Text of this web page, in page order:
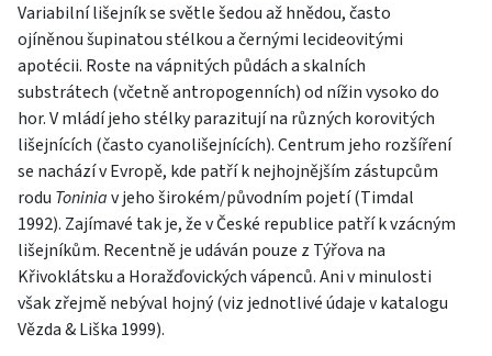
Variabilní lišejník se světle šedou až hnědou, často
ojíněnou šupinatou stélkou a černými lecideovitými
apotécii. Roste na vápnitých půdách a skalních
substrátech (včetně antropogenních) od nížin vysoko do
hor. V mládí jeho stélky parazitují na různých korovitých
lišejnících (často cyanolišejnících). Centrum jeho rozšíření
se nachází v Evropě, kde patří k nejhojnějším zástupcům
rodu Toniniav jeho širokém/původním pojetí (Timdal
1992). Zajímavé tak je, že v České republice patří k vzácným
lišejníkům. Recentně je udáván pouze z Týřova na
Křivoklátsku a Horažďovických vápenců. Ani v minulosti
však zřejmě nebýval hojný (viz jednotlivé údaje v katalogu
Vězda & Liška 1999).